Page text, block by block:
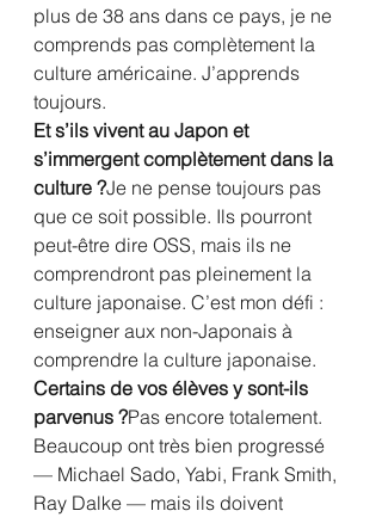
plus de 38 ans dans ce pays, je ne
comprends pas complètement la
culture américaine. J’apprends
toujours.
Et s’ils vivent au Japon et
s’immergent complètement dans la
culture ?Je ne pense toujours pas
que ce soit possible. Ils pourront
peut-être dire OSS, mais ils ne
comprendront pas pleinement la
culture japonaise. C’est mon défi :
enseigner aux non-Japonais à
comprendre la culture japonaise.
Certains de vos élèves y sont-ils
parvenus ?Pas encore totalement.
Beaucoup ont très bien progressé
— Michael Sado, Yabi, Frank Smith,
Ray Dalke — mais ils doivent